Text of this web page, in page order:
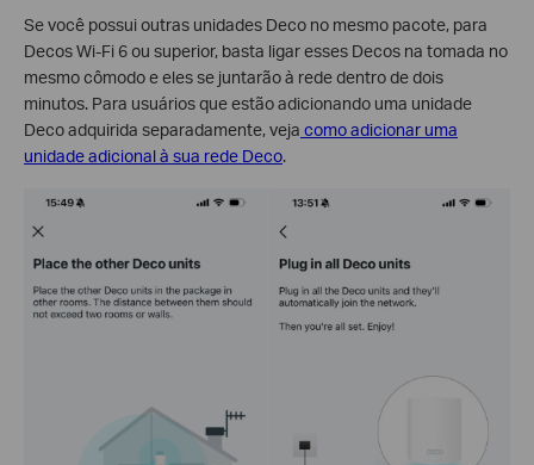
Se você possui outras unidades Deco no mesmo pacote, para
Decos Wi-Fi 6 ou superior, basta ligar esses Decos na tomada no
mesmo cômodo e eles se juntarão à rede dentro de dois
minutos. Para usuários que estão adicionando uma unidade
Deco adquirida separadamente, veja como adicionar uma
unidade adicional à sua rede Deco.